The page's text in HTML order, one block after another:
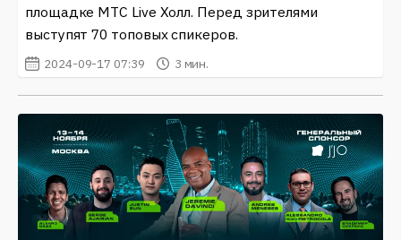
площадке МТС Live Холл. Перед зрителями
выступят 70 топовых спикеров.
2024-09-17 07:39 3 мин.